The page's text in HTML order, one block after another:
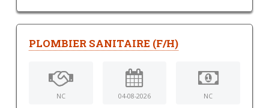
PLOMBIER SANITAIRE (F/H)
NC 04-08-2026 NC